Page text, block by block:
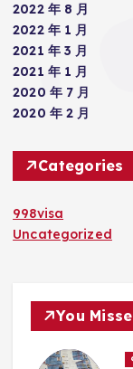
2022 年 8 月
2022 年 1 月
2021 年 3 月
2021 年 1 月
2020 年 7 月
2020 年 2 月
Categories
998visa
Uncategorized
You